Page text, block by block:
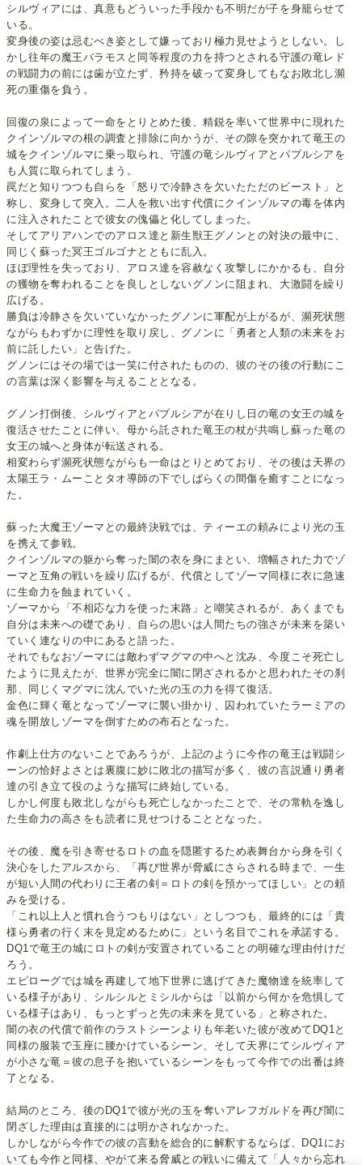
シルヴィアには、真意もどういった手段かも不明だが子を身籠らせて
いる。
変身後の姿は忌むべき姿として嫌っており極力見せようとしない。し
かし往年の魔王バラモスと同等程度の力を持つとされる守護の竜レド
の戦闘力の前には歯が立たず、矜持を破って変身してもなお敗北し瀕
死の重傷を負う。
回復の泉によって一命をとりとめた後、精鋭を率いて世界中に現れた
クインゾルマの根の調査と排除に向かうが、その隙を突かれて竜王の
城をクインゾルマに乗っ取られ、守護の竜シルヴィアとパプルシアを
も人質に取られてしまう。
罠だと知りつつも自らを「怒りで冷静さを欠いたただのビースト」と
称し、変身して突入。二人を救い出す代償にクインゾルマの毒を体内
に注入されたことで彼女の傀儡と化してしまった。
そしてアリアハンでのアロス達と新生獣王グノンとの対決の最中に、
同じく蘇った冥王ゴルゴナとともに乱入。
ほぼ理性を失っており、アロス達を容赦なく攻撃しにかかるも、自分
の獲物を奪われることを良しとしないグノンに阻まれ、大激闘を繰り
広げる。
勝負は冷静さを欠いていなかったグノンに軍配が上がるが、瀕死状態
ながらもわずかに理性を取り戻し、グノンに「勇者と人類の未来をお
前に託したい」と告げた。
グノンにはその場では一笑に付されたものの、彼のその後の行動にこ
の言葉は深く影響を与えることとなる。
グノン打倒後、シルヴィアとパプルシアが在りし日の竜の女王の城を
復活させたことに伴い、母から託された竜王の杖が共鳴し蘇った竜の
女王の城へと身体が転送される。
相変わらず瀕死状態ながらも一命はとりとめており、その後は天界の
太陽王ラ・ムーことタオ導師の下でしばらくの間傷を癒すことになっ
た。
蘇った大魔王ゾーマとの最終決戦では、ティーエの頼みにより光の玉
を携えて参戦。
クインゾルマの躯から奪った闇の衣を身にまとい、増幅された力でゾ
ーマと互角の戦いを繰り広げるが、代償としてゾーマ同様に衣に急速
に生命力を蝕まれていく。
ゾーマから「不相応な力を使った末路」と嘲笑されるが、あくまでも
自分は未来への礎であり、自らの思いは人間たちの強さが未来を築い
ていく連なりの中にあると語った。
それでもなおゾーマには敵わずマグマの中へと沈み、今度こそ死亡し
たように見えたが、世界が完全に闇に閉ざされるかと思われたその刹
那、同じくマグマに沈んでいた光の玉の力を得て復活。
金色に輝く竜となってゾーマに襲い掛かり、囚われていたラーミアの
魂を開放しゾーマを倒すための布石となった。
作劇上仕方のないことであろうが、上記のように今作の竜王は戦闘シ
ーンの恰好よさとは裏腹に妙に敗北の描写が多く、彼の言説通り勇者
達の引き立て役のような描写に終始している。
しかし何度も敗北しながらも死亡しなかったことで、その常軌を逸し
た生命力の高さをも読者に見せつけることとなった。
その後、魔を引き寄せるロトの血を隠匿するため表舞台から身を引く
決心をしたアルスから、「再び世界が脅威にさらされる時まで、一生
が短い人間の代わりに王者の剣＝ロトの剣を預かってほしい」との頼
みを受ける。
「これ以上人と慣れ合うつもりはない」としつつも、最終的には「貴
様ら勇者の行く末を見定めるために」という名目でこれを承諾する。
DQ1で竜王の城にロトの剣が安置されていることの明確な理由付けだ
ろう。
エピローグでは城を再建して地下世界に逃げてきた魔物達を統率して
いる様子があり、シルシルとミシルからは「以前から何かを危惧して
いる様子はあり、もっとずっと先の未来を見ている」と称された。
闇の衣の代償で前作のラストシーンよりも年老いた彼が改めてDQ1と
同様の服装で玉座に腰かけているシーン、そして天界にてシルヴィア
が小さな竜＝彼の息子を抱いているシーンをもって今作での出番は終
了となる。
結局のところ、後のDQ1で彼が光の玉を奪いアレフガルドを再び闇に
閉ざした理由は直接的には明かされなかった。
しかしながら今作での彼の言動を総合的に解釈するならば、DQ1にお
いても今作と同様、やがて来る脅威との戦いに備えて「人々から忘れ